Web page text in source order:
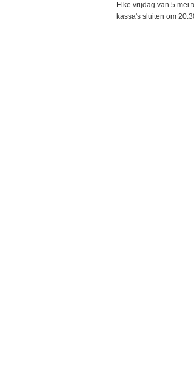
Elke vrijdag van 5 mei
kassa's sluiten om